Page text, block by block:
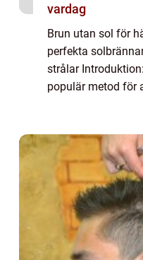
vardag
Brun utan sol för
perfekta
strålar
populär metod för